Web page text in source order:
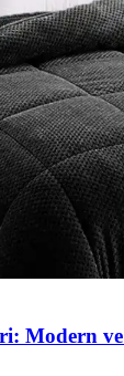
Modern ve